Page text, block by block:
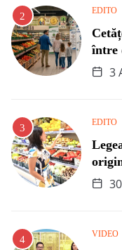
EDITO
între
3
EDITO
VIDEO